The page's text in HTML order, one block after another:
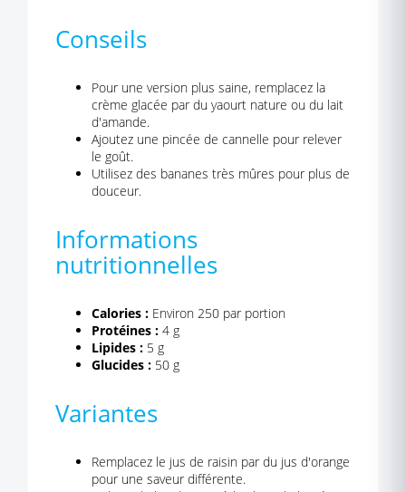
Conseils
Pour une version plus saine, remplacez la
crème glacée par du yaourt nature ou du lait
d'amande.
Ajoutez une pincée de cannelle pour relever
le goût.
Utilisez des bananes très mûres pour plus de
douceur.
Informations
nutritionnelles
Calories : Environ 250 par portion
Protéines : 4 g
Lipides : 5 g
Glucides : 50 g
Variantes
Remplacez le jus de raisin par du jus d'orange
pour une saveur différente.